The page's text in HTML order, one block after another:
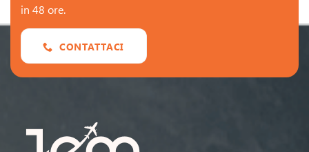
in 48 ore.
CONTATTACI